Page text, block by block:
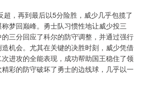
超，再到最后以5分险胜，威少几乎包揽了
梦回巅峰。勇士队习惯性地让威少投三
三分回应了科尔的防守调整，并通过强行
机会。尤其在关键的决胜时刻，威少凭借
进攻的全能表现，成功帮助国王稳住了领
彩的防守破坏了勇士的边线球，几乎以一